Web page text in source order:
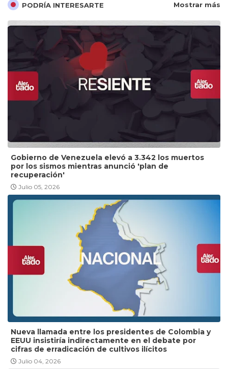
PODRÍA INTERESARTE Mostrar más
Gobierno de Venezuela elevó a 3.342 los muertos
por los sismos mientras anunció 'plan de
recuperación'
Julio 05, 2026
Nueva llamada entre los presidentes de Colombia y
EEUU insistiría indirectamente en el debate por
cifras de erradicación de cultivos ilícitos
Julio 04, 2026